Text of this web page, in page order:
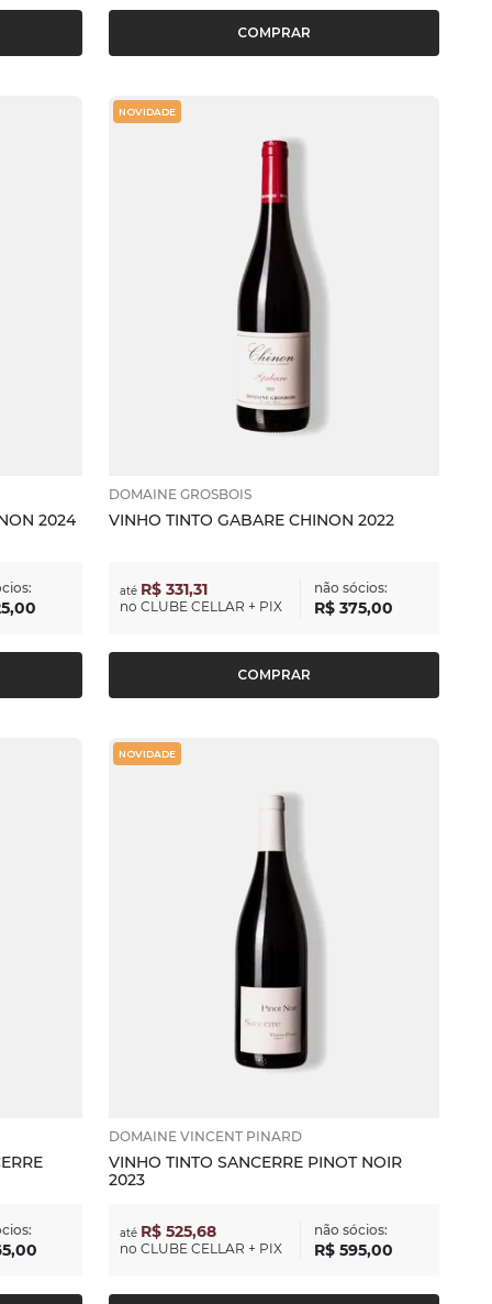
COMPRAR
2024
,00
NOVIDADE
DOMAINE GROSBOIS
VINHO TINTO GABARE CHINON 2022
até R$ 331,31
noCLUBE CELLAR + PIX
não sócios:
R$ 375,00
COMPRAR
,00
NOVIDADE
DOMAINE VINCENT PINARD
VINHO TINTO SANCERRE PINOT NOIR
2023
até R$ 525,68
noCLUBE CELLAR + PIX
não sócios:
R$ 595,00